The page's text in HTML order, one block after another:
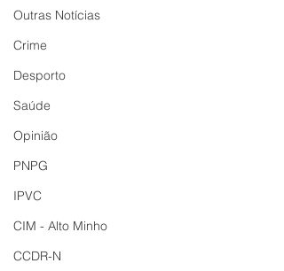
Outras Notícias
Crime
Desporto
Saúde
Opinião
PNPG
IPVC
CIM - Alto Minho
CCDR-N